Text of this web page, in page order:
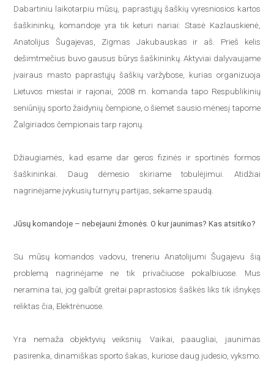
Dabartiniu laikotarpiu mūsų, paprastųjų šaškių vyresniosios kartos
šaškininkų, komandoje yra tik keturi nariai: Stasė Kazlauskienė,
Anatolijus Šugajevas, Zigmas Jakubauskas ir aš. Prieš kelis
dešimtmečius buvo gausus būrys šaškininkų. Aktyviai dalyvaujame
įvairaus masto paprastųjų šaškių varžybose, kurias organizuoja
Lietuvos miestai ir rajonai, 2008 m. komanda tapo Respublikinių
seniūnijų sporto žaidynių čempione, o šiemet sausio mėnesį tapome
Žalgiriados čempionais tarp rajonų.
Džiaugiamės, kad esame dar geros fizinės ir sportinės formos
šaškininkai. Daug dėmesio skiriame tobulėjimui. Atidžiai
nagrinėjame įvykusių turnyrų partijas, sekame spaudą.
Jūsų komandoje – nebejauni žmonės. O kur jaunimas? Kas atsitiko?
Su mūsų komandos vadovu, treneriu Anatolijumi Šugajevu šią
problemą nagrinėjame ne tik privačiuose pokalbiuose. Mus
neramina tai, jog galbūt greitai paprastosios šaškės liks tik išnykęs
reliktas čia, Elektrėnuose.
Yra nemaža objektyvių veiksnių. Vaikai, paaugliai, jaunimas
pasirenka, dinamiškas sporto šakas, kuriose daug judesio, vyksmo.